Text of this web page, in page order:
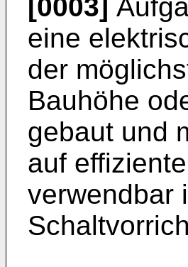
[0003]
eine
der
Bauhöhe
gebaut und
auf
verwendbar